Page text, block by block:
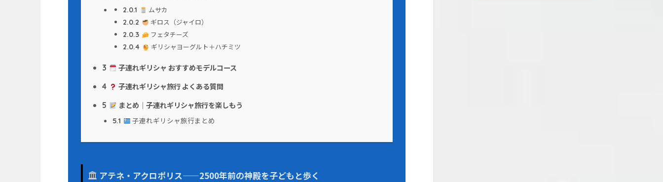
2.0.1 ムサカ
2.0.2 ギロス（ジャイロ）
2.0.3 フェタチーズ
2.0.4 ギリシャヨーグルト＋ハチミツ
3 子連れギリシャ おすすめモデルコース
4 子連れギリシャ旅行 よくある質問
5 まとめ｜子連れギリシャ旅行を楽しもう
5.1 子連れギリシャ旅行まとめ
アテネ・アクロポリス——2500年前の神殿を子どもと歩く